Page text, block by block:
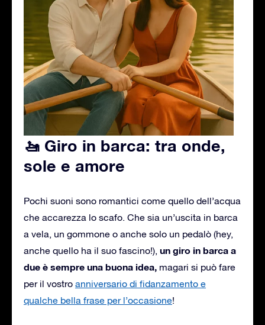
🚤 Giro in barca: tra onde,
sole e amore
Pochi suoni sono romantici come quello dell’acqua
che accarezza lo scafo. Che sia un’uscita in barca
a vela, un gommone o anche solo un pedalò (hey,
anche quello ha il suo fascino!), un giro in barca a
due è sempre una buona idea, magari si può fare
per il vostro anniversario di fidanzamento e
qualche bella frase per l’occasione!